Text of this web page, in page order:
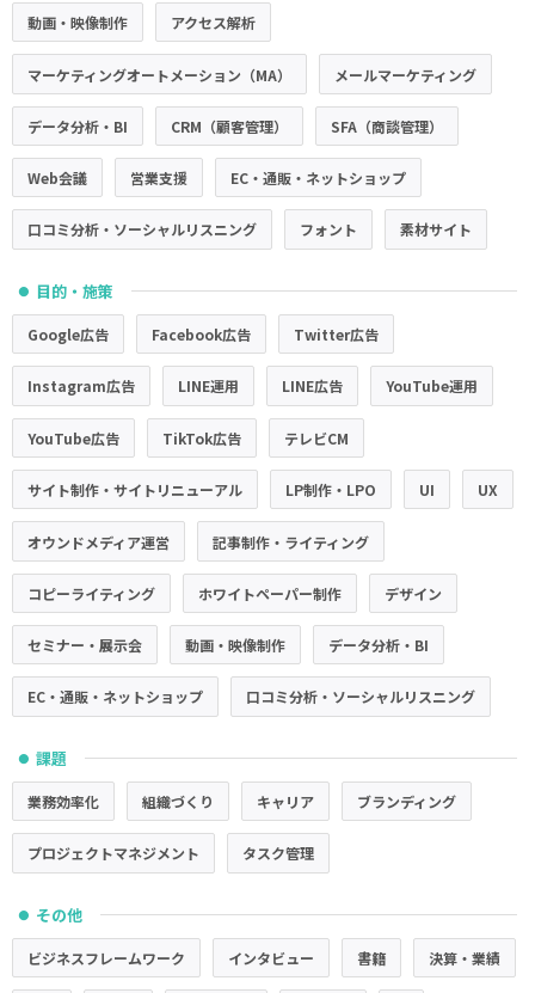
動画・映像制作 アクセス解析
マーケティングオートメーション（MA） メールマーケティング
データ分析・BI CRM（顧客管理） SFA（商談管理）
Web会議 営業支援 EC・通販・ネットショップ
口コミ分析・ソーシャルリスニング フォント 素材サイト
● 目的・施策
Google広告 Facebook広告 Twitter広告
Instagram広告 LINE運用 LINE広告 YouTube運用
YouTube広告 TikTok広告 テレビCM
サイト制作・サイトリニューアル LP制作・LPO UI UX
オウンドメディア運営 記事制作・ライティング
コピーライティング ホワイトペーパー制作 デザイン
セミナー・展示会 動画・映像制作 データ分析・BI
EC・通販・ネットショップ 口コミ分析・ソーシャルリスニング
● 課題
業務効率化 組織づくり キャリア ブランディング
プロジェクトマネジメント タスク管理
● その他
ビジネスフレームワーク インタビュー 書籍 決算・業績